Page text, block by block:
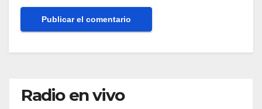
Radio en vivo